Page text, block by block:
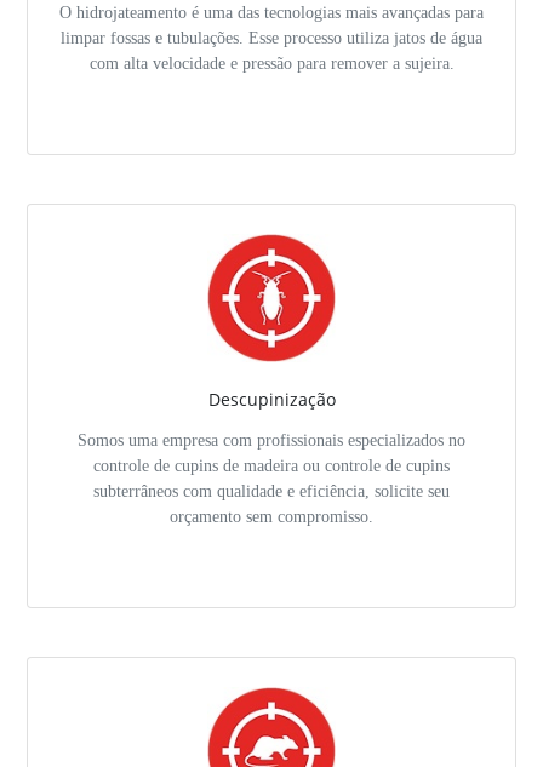
O hidrojateamento é uma das tecnologias mais avançadas para
limpar fossas e tubulações. Esse processo utiliza jatos de água
com alta velocidade e pressão para remover a sujeira.
Descupinização
Somos uma empresa com profissionais especializados no
controle de cupins de madeira ou controle de cupins
subterrâneos com qualidade e eficiência, solicite seu
orçamento sem compromisso.